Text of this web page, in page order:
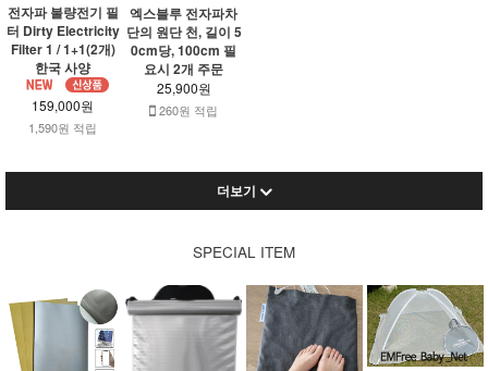
전자파 불량전기 필
터 Dirty Electricity
Filter 1 / 1+1(2개)
한국 사양
159,000원
1,590원 적립
엑스블루 전자파차
단의 원단 천, 길이 5
0cm당, 100cm 필
요시 2개 주문
25,900원
260원 적립
더보기
SPECIAL ITEM